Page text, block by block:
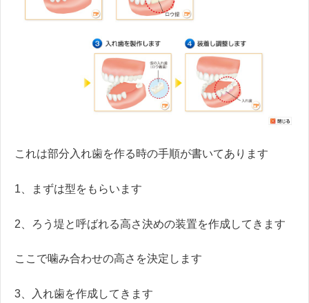
これは部分入れ歯を作る時の手順が書いてあります
1、まずは型をもらいます
2、ろう堤と呼ばれる高さ決めの装置を作成してきます
ここで噛み合わせの高さを決定します
3、入れ歯を作成してきます